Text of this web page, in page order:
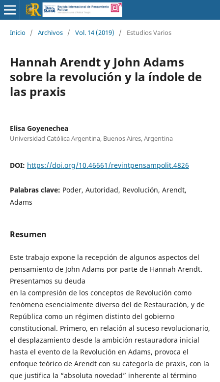
Inicio / Archivos / Vol. 14 (2019) / Estudios Varios
Hannah Arendt y John Adams
sobre la revolución y la índole de
las praxis
Elisa Goyenechea
Universidad Católica Argentina, Buenos Aires, Argentina
DOI: https://doi.org/10.46661/revintpensampolit.4826
Palabras clave: Poder, Autoridad, Revolución, Arendt,
Adams
Resumen
Este trabajo expone la recepción de algunos aspectos del
pensamiento de John Adams por parte de Hannah Arendt.
Presentamos su deuda
en la compresión de los conceptos de Revolución como
fenómeno esencialmente diverso del de Restauración, y de
República como un régimen distinto del gobierno
constitucional. Primero, en relación al suceso revolucionario,
el desplazamiento desde la ambición restauradora inicial
hasta el evento de la Revolución en Adams, provoca el
enfoque teórico de Arendt con su categoría de praxis, con la
que justifica la “absoluta novedad” inherente al término